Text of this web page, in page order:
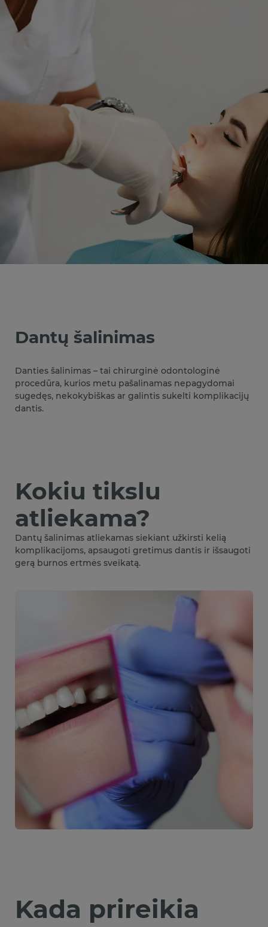
Dantų šalinimas
Danties šalinimas – tai chirurginė odontologinė
procedūra, kurios metu pašalinamas nepagydomai
sugedęs, nekokybiškas ar galintis sukelti komplikacijų
dantis.
Kokiu tikslu
atliekama?
Dantų šalinimas atliekamas siekiant užkirsti kelią
komplikacijoms, apsaugoti gretimus dantis ir išsaugoti
gerą burnos ertmės sveikatą.
Kada prireikia